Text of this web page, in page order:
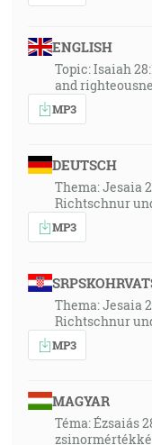
ENGLISH
Topic: Isaiah
and
MP3
DEUTSCH
Thema: Jesaia
Richtschnur
MP3
Thema: Jesaia
Richtschnur
MP3
MAGYAR
Téma: Ézsaiás
zsinormértékké